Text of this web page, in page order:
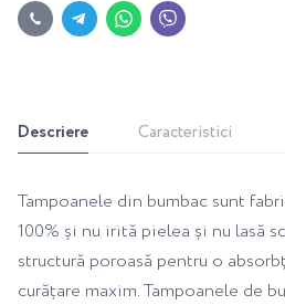
Descriere Caracteristici
Tampoanele din bumbac sunt
100% și nu irită pielea și nu lasă
structură poroasă pentru o
curățare maxim. Tampoanele de